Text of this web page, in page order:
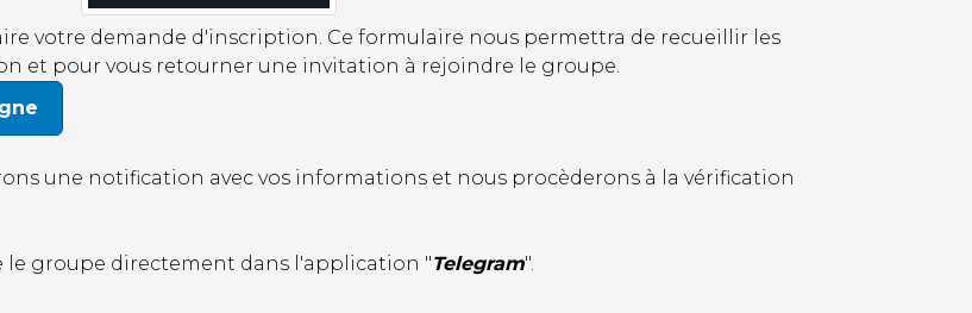
votre demande d'inscription. Ce formulaire nous permettra de recueillir les
et pour vous retourner une invitation à rejoindre le groupe.
une notification avec vos informations et nous procèderons à la vérification
le groupe directement dans l'application "Telegram".